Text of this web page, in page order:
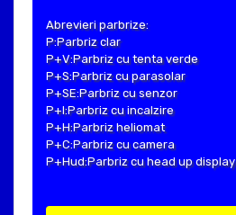
Abrevieri parbrize:
P:Parbriz clar
P+V:Parbriz cu tenta verde
P+S:Parbriz cu parasolar
P+SE:Parbriz cu senzor
P+I:Parbriz cu incalzire
P+H:Parbriz heliomat
P+C:Parbriz cu camera
P+Hud:Parbriz cu head up display